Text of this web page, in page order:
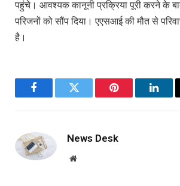
पहुंचे। आवश्यक कानूनी प्रक्रिया पूरी करने के
परिजनों को सौंप दिया। एएसआई की मौत से
है।
FacebookTwitter Pinterest
News Desk
Website